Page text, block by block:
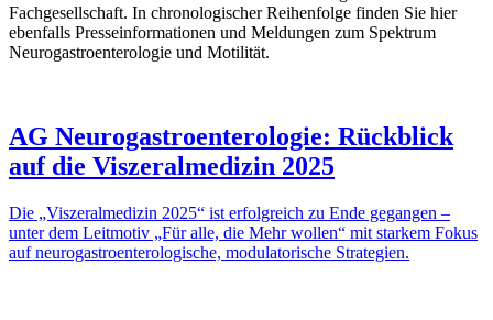
Fachgesellschaft. In chronologischer Reihenfolge finden Sie hier
ebenfalls Presseinformationen und Meldungen zum Spektrum
Neurogastroenterologie und Motilität.
AG Neurogastroenterologie: Rückblick
auf die Viszeral­medizin 2025
Die „Viszeralmedizin 2025“ ist erfolgreich zu Ende gegangen –
unter dem Leitmotiv „Für alle, die Mehr wollen“ mit starkem Fokus
auf neuro­gastro­entero­logische, modu­latorische Strategien.